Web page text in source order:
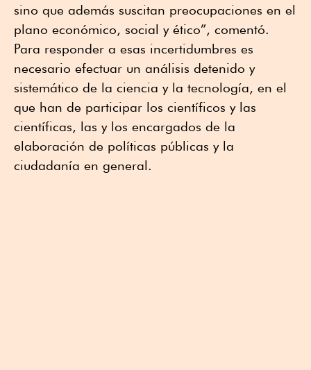
sino que además suscitan preocupaciones en el
plano económico, social y ético”, comentó.
Para responder a esas incertidumbres es
necesario efectuar un análisis detenido y
sistemático de la ciencia y la tecnología, en el
que han de participar los científicos y las
científicas, las y los encargados de la
elaboración de políticas públicas y la
ciudadanía en general.